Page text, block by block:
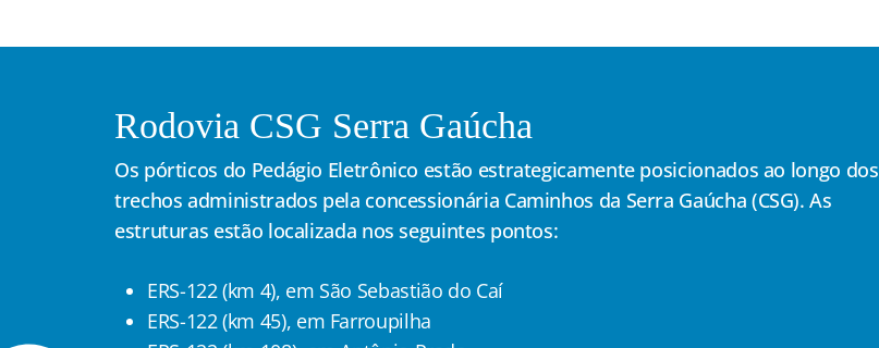
Rodovia CSG Serra Gaúcha
Os pórticos do Pedágio Eletrônico estão estrategicamente posicionados ao longo dos
trechos administrados pela concessionária Caminhos da Serra Gaúcha (CSG). As
estruturas estão localizada nos seguintes pontos:
ERS-122 (km 4), em São Sebastião do Caí
ERS-122 (km 45), em Farroupilha